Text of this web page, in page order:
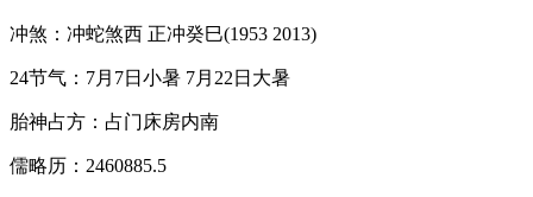
冲煞：冲蛇煞西 正冲癸巳(1953 2013)
24节气：7月7日小暑 7月22日大暑
胎神占方：占门床房内南
儒略历：2460885.5